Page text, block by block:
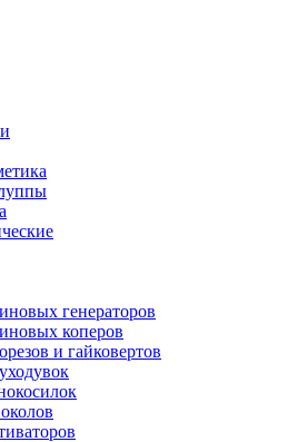
генераторов
коперов
и гайковертов